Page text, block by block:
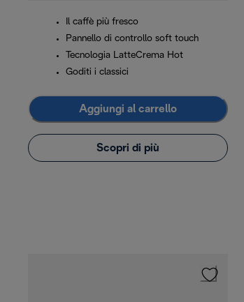
Il caffè più fresco
Pannello di controllo soft touch
Tecnologia LatteCrema Hot
Goditi i classici
Aggiungi al carrello
Scopri di più